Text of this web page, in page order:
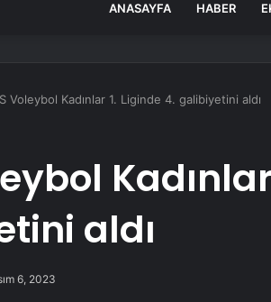
ANASAYFA HABER
Voleybol Kadınlar 1. Liginde 4. galibiyetini aldı
aldı
6, 2023